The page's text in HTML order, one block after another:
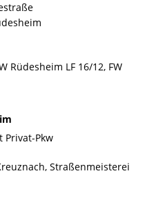
Rüdesheim LF 16/12, FW
Privat-Pkw
Straßenmeisterei